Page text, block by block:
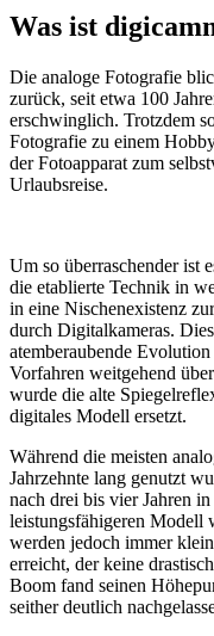
Was ist
Die analoge Fotografie
zurück, seit etwa 100
erschwinglich. Trotzdem
Fotografie zu einem
der Fotoapparat zum
Urlaubsreise.
Um so überraschender ist
die etablierte Technik in
in eine Nischenexistenz
durch Digitalkameras.
atemberaubende
Vorfahren weitgehend
wurde die alte
digitales Modell ersetzt.
Während die meisten
Jahrzehnte lang genutzt
nach drei bis vier Jahren
leistungsfähigeren Modell
werden jedoch immer
erreicht, der keine
Boom fand seinen
seither deutlich